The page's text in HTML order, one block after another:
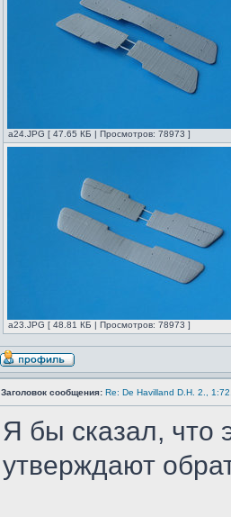
а24.JPG [ 47.65 КБ | Просмотров: 78973 ]
а23.JPG [ 48.81 КБ | Просмотров: 78973 ]
Заголовок сообщения: Re: De Havilland D.H. 2.,
Я бы сказал, что
утверждают